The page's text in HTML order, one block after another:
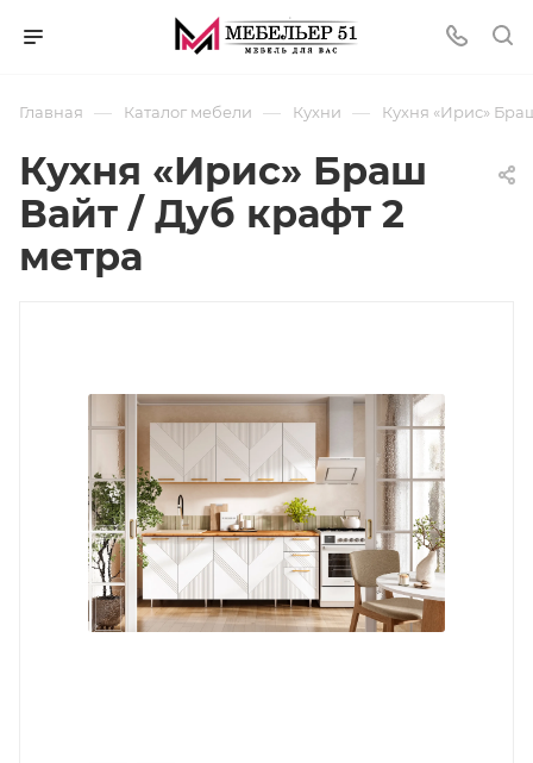
Главная — Каталог мебели — Кухни — Кухня «Ирис»
Кухня «Ирис» Браш
Вайт / Дуб крафт 2
метра